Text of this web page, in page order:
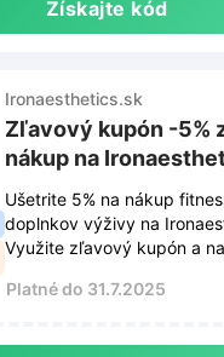
Získajte kód
Ironaesthetics.sk
Zľavový kupón -5%
nákup na
Ušetrite 5% na nákup
doplnkov výživy na
Využite zľavový kupón a
Platné do 31.7.2025